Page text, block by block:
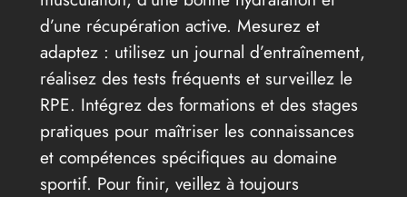
d’une récupération active. Mesurez et
adaptez : utilisez un journal d’entraînement,
réalisez des tests fréquents et surveillez le
RPE. Intégrez des formations et des stages
pratiques pour maîtriser les connaissances
et compétences spécifiques au domaine
sportif. Pour finir, veillez à toujours